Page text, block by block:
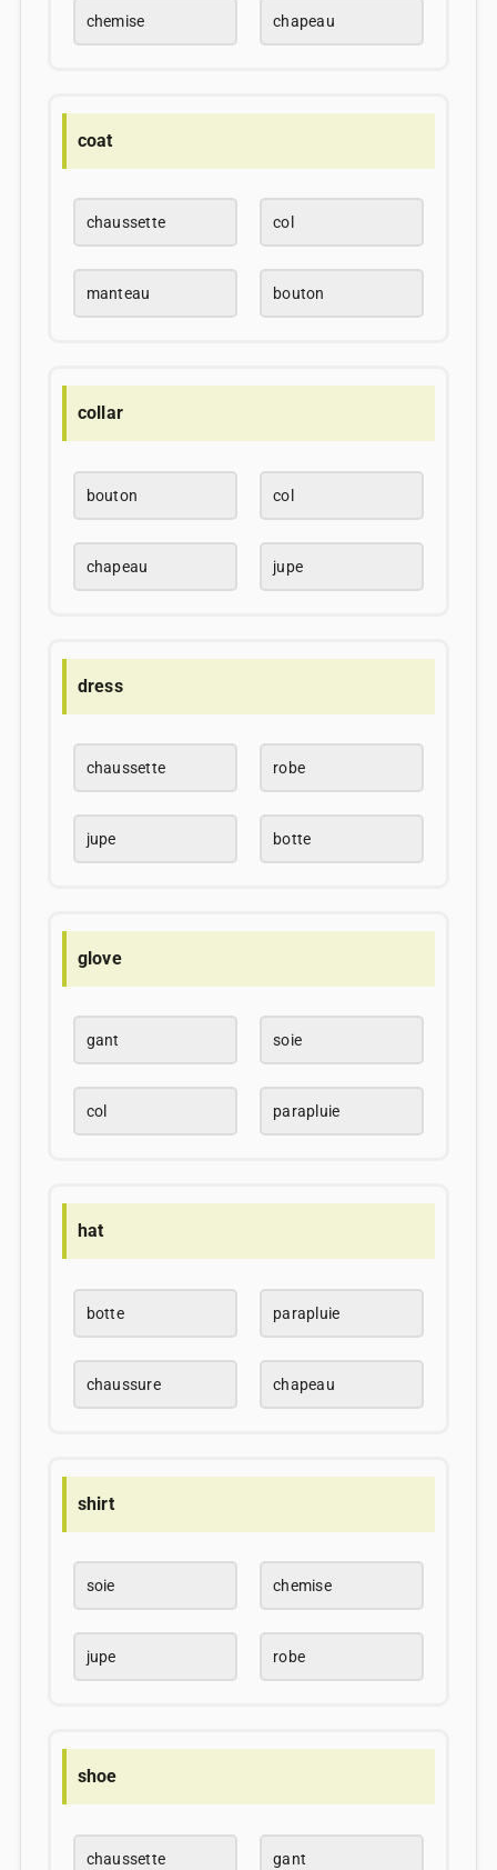
chemise chapeau
coat
chaussette col
manteau bouton
collar
bouton col
chapeau jupe
dress
chaussette robe
jupe botte
glove
gant soie
col parapluie
hat
botte parapluie
chaussure chapeau
shirt
soie chemise
jupe robe
shoe
chaussette gant